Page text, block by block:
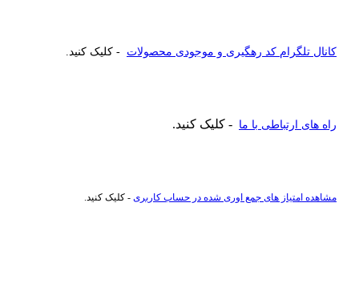
کانال تلگرام کد رهگیری و موجودی محصولات - کلیک کنید.
راه های ارتباطی با ما - کلیک کنید.
مشاهده امتیاز های جمع اوری شده در حساب کاربری - کلیک کنید.